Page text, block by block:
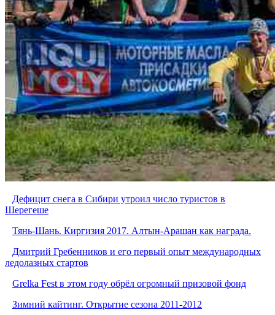
Дефицит снега в Сибири утроил число туристов в
Шерегеше
Тянь-Шань. Киргизия 2017. Алтын-Арашан как награда.
Дмитрий Гребенников и его первый опыт международных
ледолазных стартов
Grelka Fest в этом году обрёл огромный призовой фонд
Зимний кайтинг. Открытие сезона 2011-2012